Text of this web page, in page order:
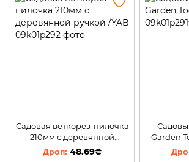
Садовая веткорез-пилочка
210мм с деревянной
ручкой /YAB
48.69₴
Garden